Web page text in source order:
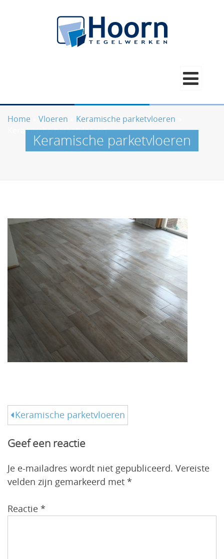
Home Vloeren Keramische parketvloeren
Keramische parketvloeren
Keramische parketvloeren
Bericht
navigatie
Keramische parketvloeren
Geef een reactie
Je e-mailadres wordt niet gepubliceerd. Vereiste
velden zijn gemarkeerd met *
Reactie *